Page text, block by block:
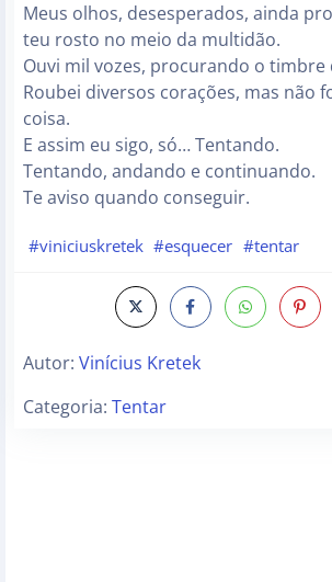
Meus olhos, desesperados, ainda
teu rosto no meio da multidão.
Ouvi mil vozes, procurando o timbre
Roubei diversos corações, mas não
coisa.
E assim eu sigo, só… Tentando.
Tentando, andando e continuando.
Te aviso quando conseguir.
#viniciuskretek #esquecer #tentar
Autor: Vinícius Kretek
Categoria: Tentar